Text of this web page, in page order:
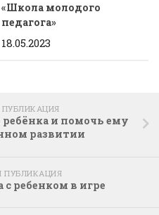
«Школа молодого
педагога»
18.05.2023
и помочь ему
развитии
ПУБЛИКАЦИЯ
с ребенком в игре